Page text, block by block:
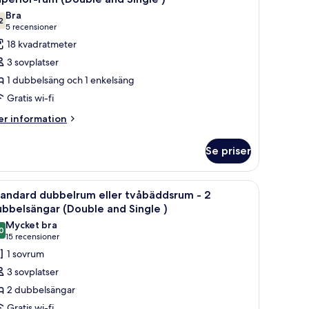
av 10
Bra
5 recensioner
(5 recensioner)
18 kvadratmeter
3 sovplatser
1 dubbelsäng och 1 enkelsäng
Gratis wi-fi
information
Se priser
med en tv, en stol och ett fönster med gardiner.Ett hotellrum med två sängar, ett skrivbord
4
dubbelrum eller tvåbäddsrum - 2
(Double and Single )
av 10
Mycket bra
15 recensioner
(15 recensioner)
1 sovrum
3 sovplatser
2 dubbelsängar